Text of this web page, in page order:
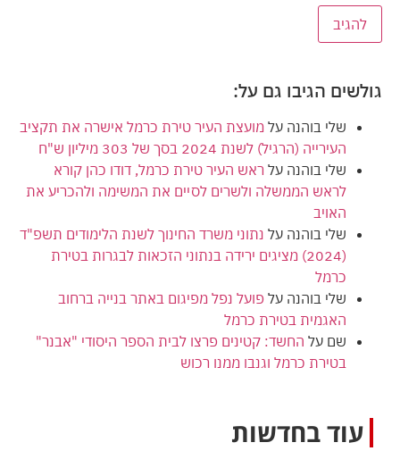
גולשים הגיבו גם על:
שלי בוהנה על מועצת העיר טירת כרמל אישרה את תקציב
העירייה (הרגיל) לשנת 2024 בסך של 303 מיליון ש"ח
שלי בוהנה על ראש העיר טירת כרמל, דודו כהן קורא
לראש הממשלה ולשרים לסיים את המשימה ולהכריע את
האויב
שלי בוהנה על נתוני משרד החינוך לשנת הלימודים תשפ"ד
(2024) מציגים ירידה בנתוני הזכאות לבגרות בטירת
כרמל
שלי בוהנה על פועל נפל מפיגום באתר בנייה ברחוב
האגמית בטירת כרמל
שם על החשד: קטינים פרצו לבית הספר היסודי "אבנר"
בטירת כרמל וגנבו ממנו רכוש
עוד בחדשות